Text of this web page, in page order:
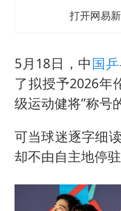
打开网易
5月18日，中国乒
了拟授予2026年
级运动健将”称号
可当球迷逐字细
却不由自主地停